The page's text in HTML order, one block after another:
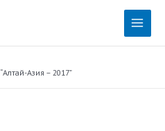
Main
Азия – 2017”